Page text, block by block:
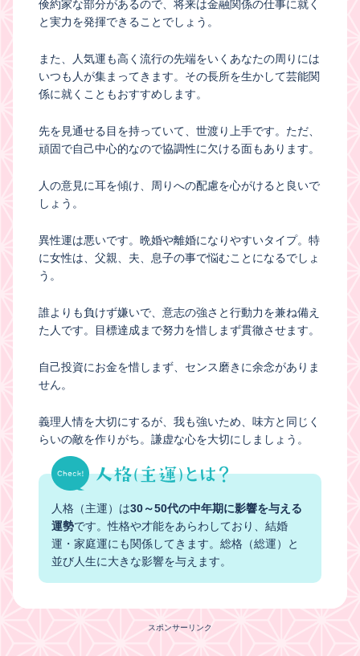
倹約家な部分があるので、将来は金融関係の仕事に就く
と実力を発揮できることでしょう。
また、人気運も高く流行の先端をいくあなたの周りには
いつも人が集まってきます。その長所を生かして芸能関
係に就くこともおすすめします。
先を見通せる目を持っていて、世渡り上手です。ただ、
頑固で自己中心的なので協調性に欠ける面もあります。
人の意見に耳を傾け、周りへの配慮を心がけると良いで
しょう。
異性運は悪いです。晩婚や離婚になりやすいタイプ。特
に女性は、父親、夫、息子の事で悩むことになるでしょ
う。
誰よりも負けず嫌いで、意志の強さと行動力を兼ね備え
た人です。目標達成まで努力を惜しまず貫徹させます。
自己投資にお金を惜しまず、センス磨きに余念がありま
せん。
義理人情を大切にするが、我も強いため、味方と同じく
らいの敵を作りがち。謙虚な心を大切にしましょう。
人格（主運）は30～50代の中年期に影響を与える
運勢です。性格や才能をあらわしており、結婚
運・家庭運にも関係してきます。総格（総運）と
並び人生に大きな影響を与えます。
スポンサーリンク